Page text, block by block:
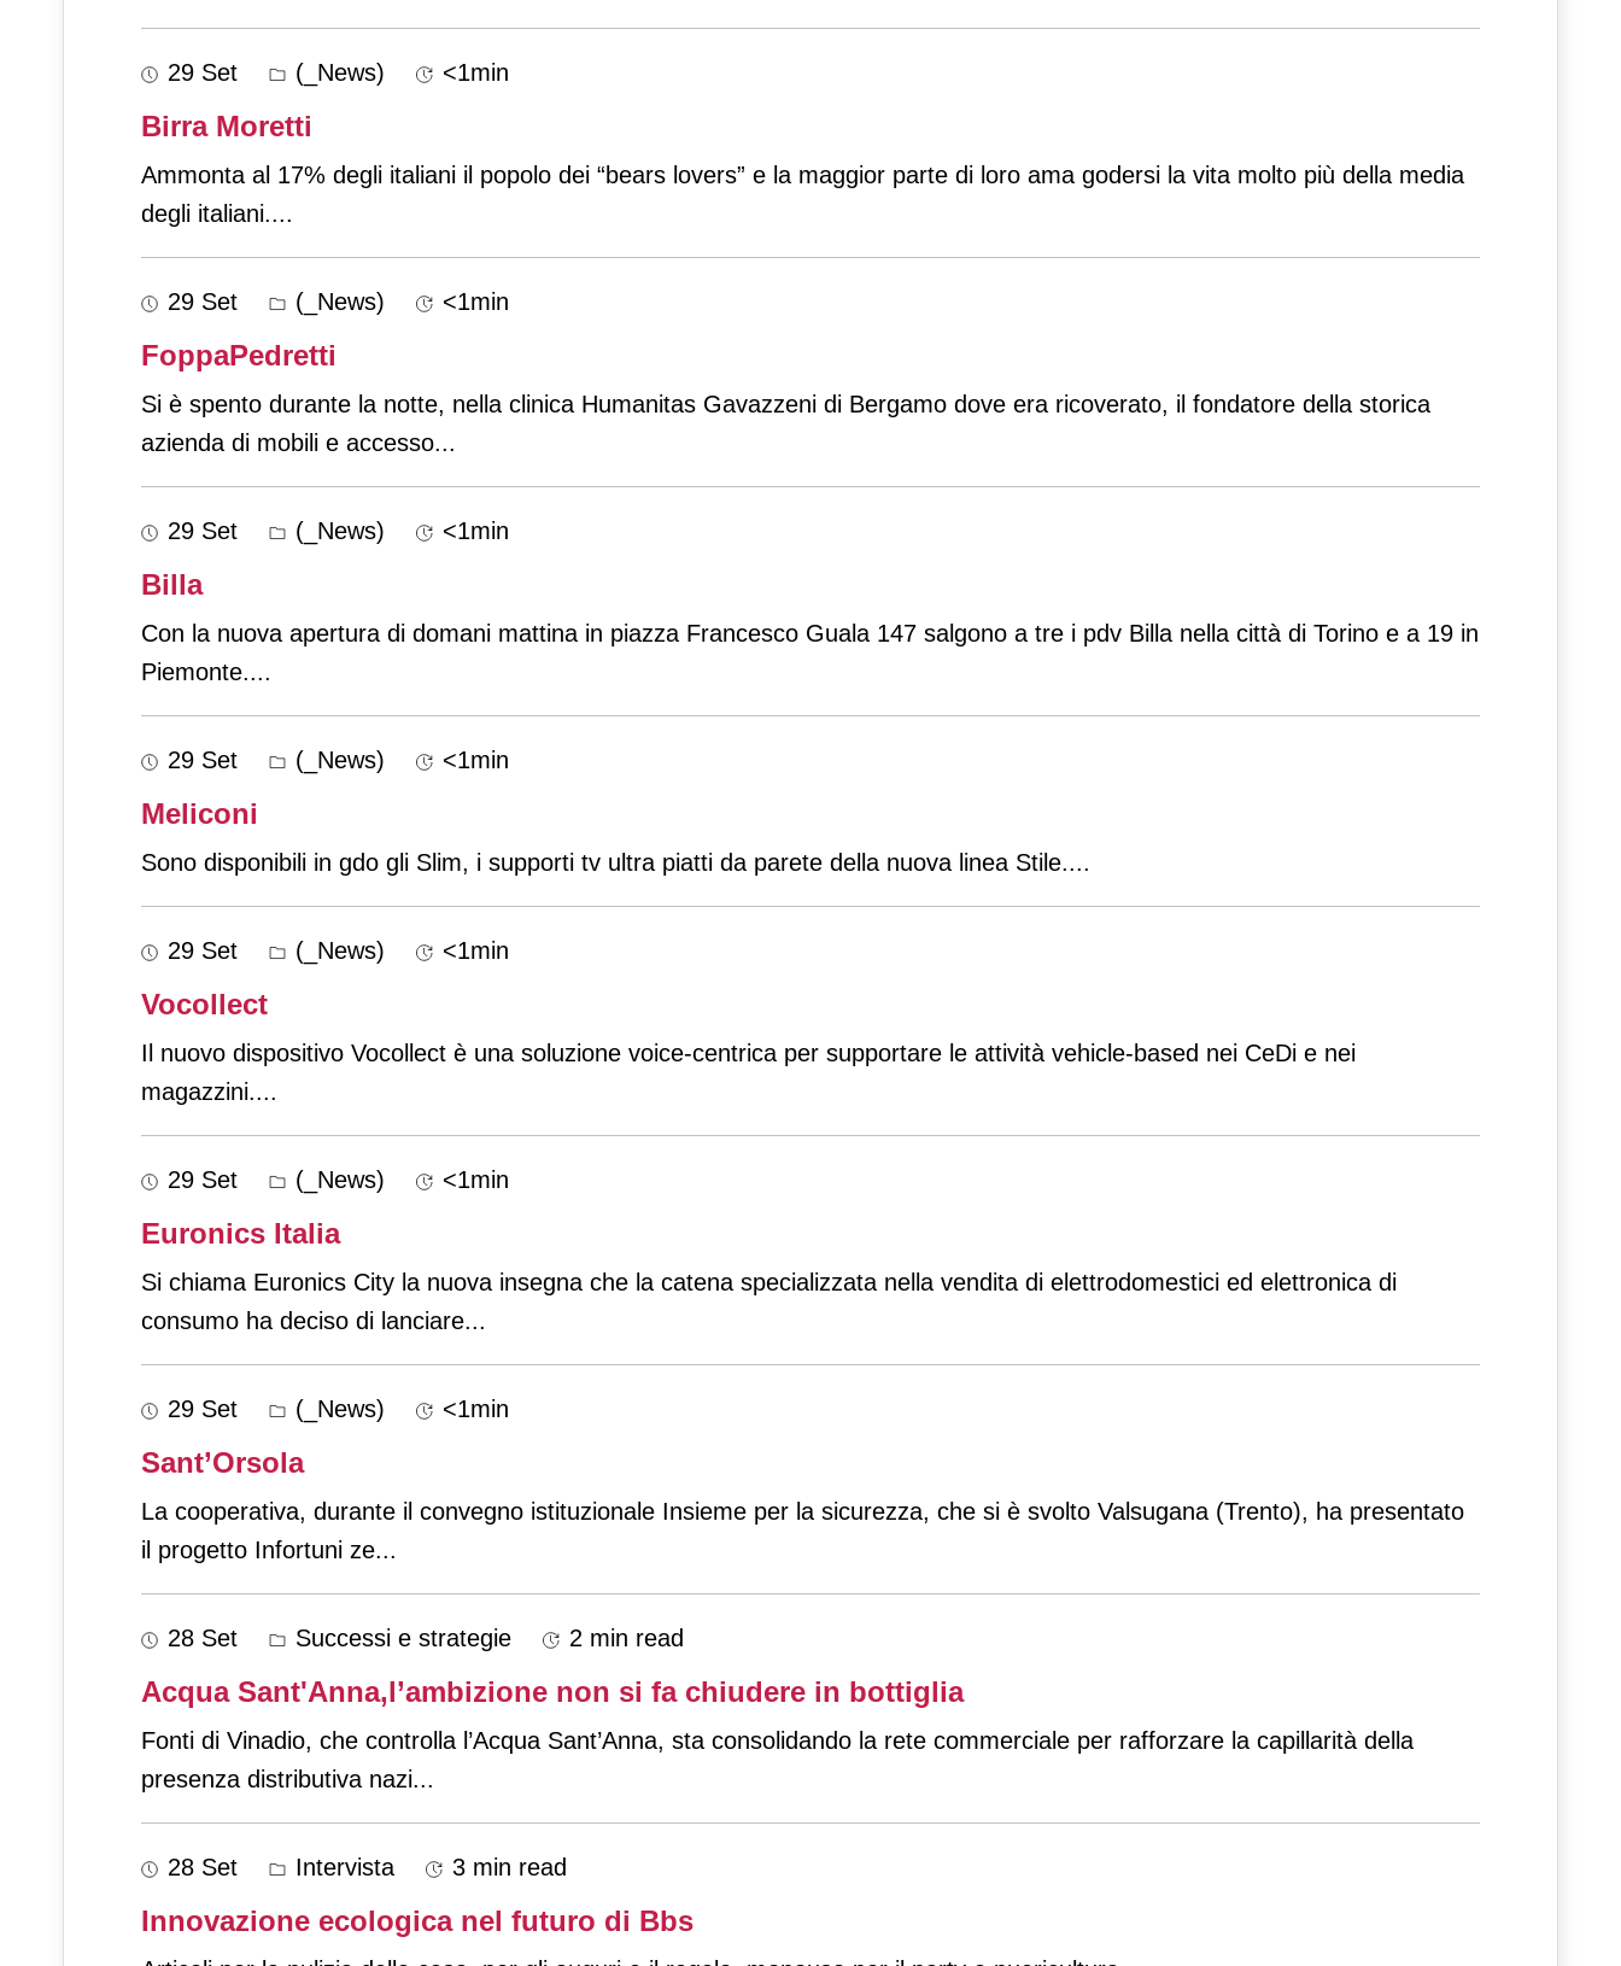
29 Set (_News) <1min
Birra Moretti
Ammonta al 17% degli italiani il popolo dei “bears lovers” e la maggior parte di loro ama godersi la vita molto più della media
degli italiani....
29 Set (_News) <1min
FoppaPedretti
Si è spento durante la notte, nella clinica Humanitas Gavazzeni di Bergamo dove era ricoverato, il fondatore della storica
azienda di mobili e accesso...
29 Set (_News) <1min
Billa
Con la nuova apertura di domani mattina in piazza Francesco Guala 147 salgono a tre i pdv Billa nella città di Torino e a 19 in
Piemonte....
29 Set (_News) <1min
Meliconi
Sono disponibili in gdo gli Slim, i supporti tv ultra piatti da parete della nuova linea Stile....
29 Set (_News) <1min
Vocollect
Il nuovo dispositivo Vocollect è una soluzione voice-centrica per supportare le attività vehicle-based nei CeDi e nei
magazzini....
29 Set (_News) <1min
Euronics Italia
Si chiama Euronics City la nuova insegna che la catena specializzata nella vendita di elettrodomestici ed elettronica di
consumo ha deciso di lanciare...
29 Set (_News) <1min
Sant’Orsola
La cooperativa, durante il convegno istituzionale Insieme per la sicurezza, che si è svolto Valsugana (Trento), ha presentato
il progetto Infortuni ze...
28 Set Successi e strategie 2 min read
Acqua Sant'Anna,l’ambizione non si fa chiudere in bottiglia
Fonti di Vinadio, che controlla l’Acqua Sant’Anna, sta consolidando la rete commerciale per rafforzare la capillarità della
presenza distributiva nazi...
28 Set Intervista 3 min read
Innovazione ecologica nel futuro di Bbs